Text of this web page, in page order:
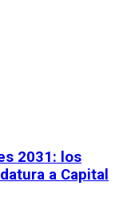
2031: los
a Capital